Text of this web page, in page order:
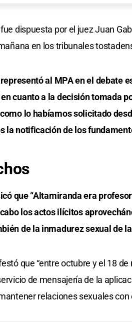
dispuesta por el juez Juan
en los tribunales
al MPA en el debate
cuanto a la decisión tomada
lo habíamos solicitado
la notificación de los
que “Altamiranda era
los actos ilícitos
de la inmadurez sexual de
que “entre octubre y el 18
de mensajería de la
relaciones sexuales con